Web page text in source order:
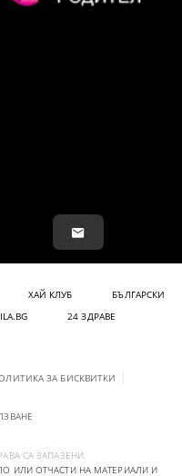
ХАЙ КЛУБ
БЪЛГАРСКИ
24 ЗДРАВЕ
ЗА БИСКВИТКИ
СА ЗАПАЗЕНИ.
ИЛИ ОТЧАСТИ НА МАТЕРИАЛИ И